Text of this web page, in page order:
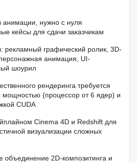
анимации, нужно с нуля
кейсы для сдачи заказчикам
рекламный графический ролик, 3D-
анимация, UI-
шоурил
рендеринга требуется
мощностью (процессор от 6 ядер) и
CUDA
Cinema 4D и Redshift для
визуализации сложных
объединение 2D-композитинга и